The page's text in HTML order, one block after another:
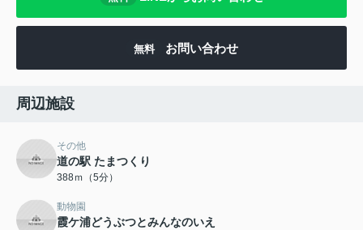
無料 お問い合わせ
周辺施設
その他
道の駅 たまつくり
388ｍ（5分）
動物園
霞ケ浦どうぶつとみんなのいえ